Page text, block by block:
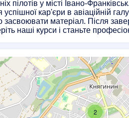
у місті Івано-
кар'єри в авіаційній
матеріал. Після
наші курси і станьте
2